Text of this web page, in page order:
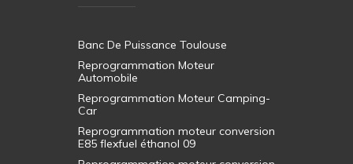
Banc De Puissance Toulouse
Reprogrammation Moteur
Automobile
Reprogrammation Moteur Camping-
Car
Reprogrammation moteur conversion
E85 flexfuel éthanol 09